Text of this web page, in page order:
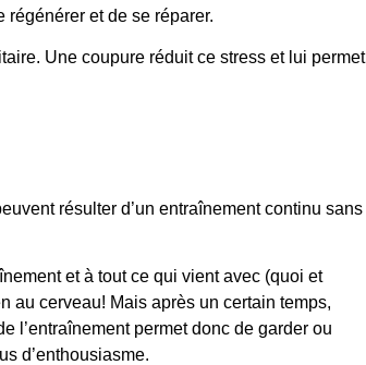
et de se réparer.
Une coupure réduit ce stress et lui permet
résulter d’un entraînement continu sans
et à tout ce qui vient avec (quoi et
au cerveau! Mais après un certain temps,
l’entraînement permet donc de garder ou
d’enthousiasme.